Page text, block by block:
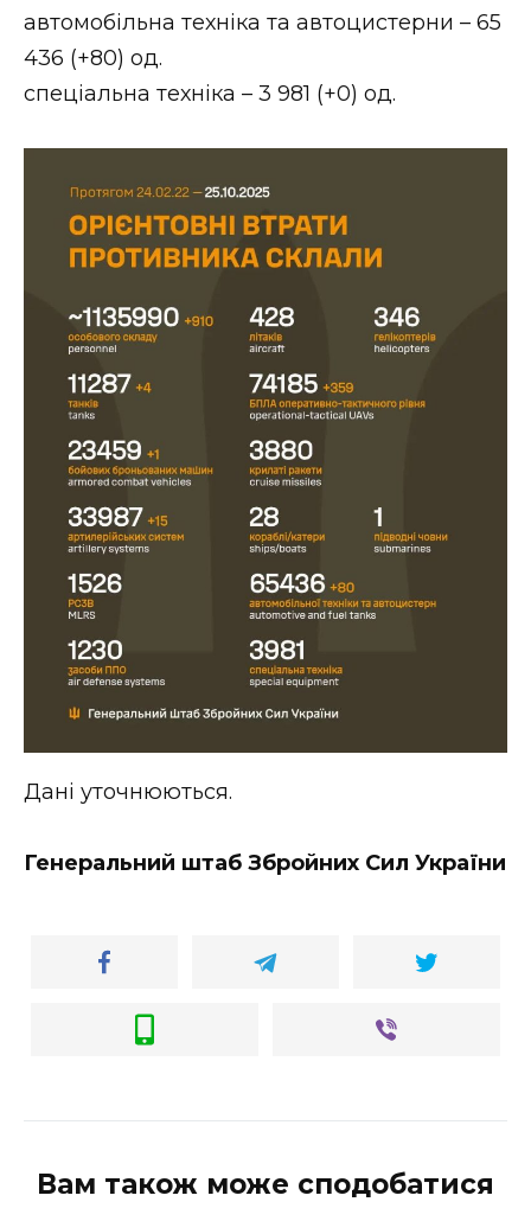
автомобільна техніка та автоцистерни – 65
436 (+80) од.
спеціальна техніка – 3 981 (+0) од.
Дані уточнюються.
Генеральний штаб Збройних Сил України
Вам також може сподобатися